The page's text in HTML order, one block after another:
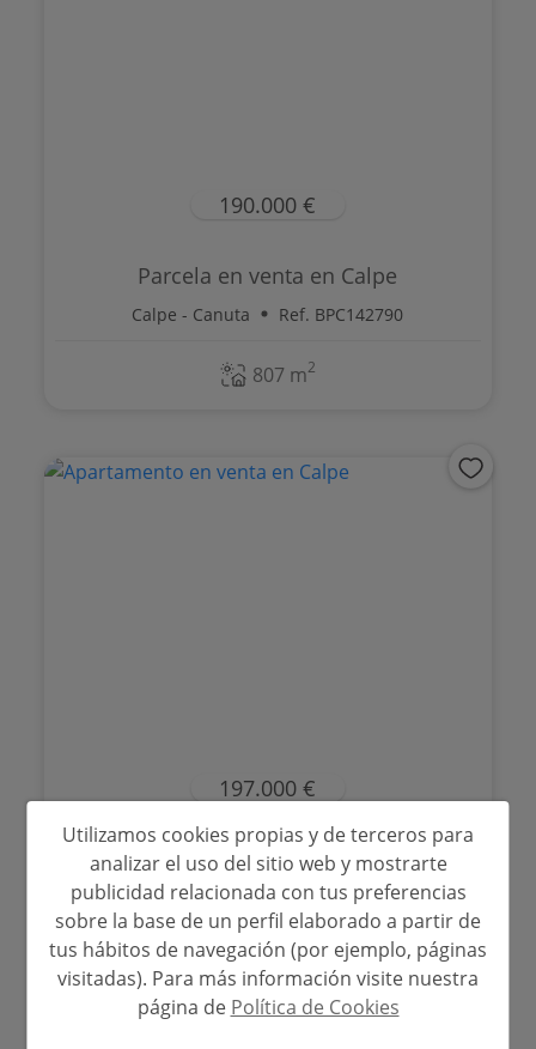
190.000 €
Parcela en venta en Calpe
Calpe - Canuta Ref. BPC142790
807 m2
197.000 €
Apartamento en venta en Calpe
Calpe - Playa La Fossa-Levante Ref. BPC607129
55 m2 1 1
Utilizamos cookies propias y de terceros para
analizar el uso del sitio web y mostrarte
publicidad relacionada con tus preferencias
sobre la base de un perfil elaborado a partir de
tus hábitos de navegación (por ejemplo, páginas
visitadas). Para más información visite nuestra
página de Política de Cookies